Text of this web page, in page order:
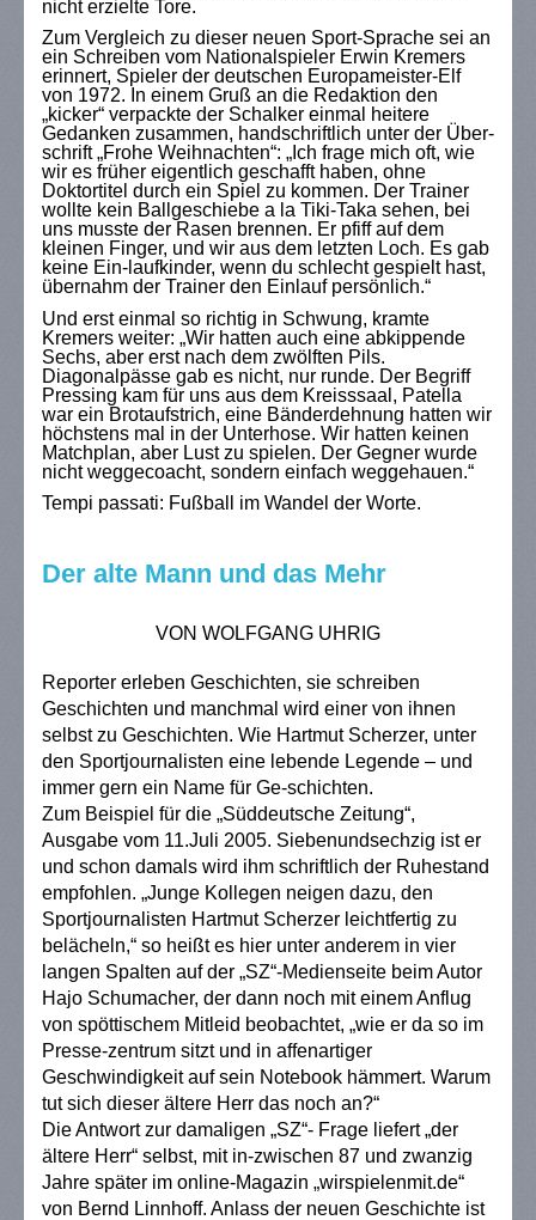
nicht erzielte Tore.
Zum Vergleich zu dieser neuen Sport-Sprache sei an
ein Schreiben vom Nationalspieler Erwin Kremers
erinnert, Spieler der deutschen Europameister-Elf
von 1972. In einem Gruß an die Redaktion den
„kicker“ verpackte der Schalker einmal heitere
Gedanken zusammen, handschriftlich unter der Über-
schrift „Frohe Weihnachten“: „Ich frage mich oft, wie
wir es früher eigentlich geschafft haben, ohne
Doktortitel durch ein Spiel zu kommen. Der Trainer
wollte kein Ballgeschiebe a la Tiki-Taka sehen, bei
uns musste der Rasen brennen. Er pfiff auf dem
kleinen Finger, und wir aus dem letzten Loch. Es gab
keine Ein-laufkinder, wenn du schlecht gespielt hast,
übernahm der Trainer den Einlauf persönlich.“
Und erst einmal so richtig in Schwung, kramte
Kremers weiter: „Wir hatten auch eine abkippende
Sechs, aber erst nach dem zwölften Pils.
Diagonalpässe gab es nicht, nur runde. Der Begriff
Pressing kam für uns aus dem Kreisssaal, Patella
war ein Brotaufstrich, eine Bänderdehnung hatten wir
höchstens mal in der Unterhose. Wir hatten keinen
Matchplan, aber Lust zu spielen. Der Gegner wurde
nicht weggecoacht, sondern einfach weggehauen.“
Tempi passati: Fußball im Wandel der Worte.
Der alte Mann und das Mehr
VON WOLFGANG UHRIG
Reporter erleben Geschichten, sie schreiben
Geschichten und manchmal wird einer von ihnen
selbst zu Geschichten. Wie Hartmut Scherzer, unter
den Sportjournalisten eine lebende Legende – und
immer gern ein Name für Ge-schichten.
Zum Beispiel für die „Süddeutsche Zeitung“,
Ausgabe vom 11.Juli 2005. Siebenundsechzig ist er
und schon damals wird ihm schriftlich der Ruhestand
empfohlen. „Junge Kollegen neigen dazu, den
Sportjournalisten Hartmut Scherzer leichtfertig zu
belächeln,“ so heißt es hier unter anderem in vier
langen Spalten auf der „SZ“-Medienseite beim Autor
Hajo Schumacher, der dann noch mit einem Anflug
von spöttischem Mitleid beobachtet, „wie er da so im
Presse-zentrum sitzt und in affenartiger
Geschwindigkeit auf sein Notebook hämmert. Warum
tut sich dieser ältere Herr das noch an?“
Die Antwort zur damaligen „SZ“- Frage liefert „der
ältere Herr“ selbst, mit in-zwischen 87 und zwanzig
Jahre später im online-Magazin „wirspielenmit.de“
von Bernd Linnhoff. Anlass der neuen Geschichte ist